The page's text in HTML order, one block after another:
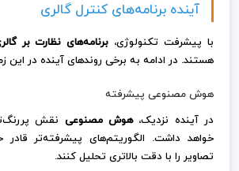
آینده برنامه‌های کنترل گالری
با پیشرفت تکنولوژی، برنامه‌های نظارت بر
هستند. در ادامه به برخی روندهای آینده در این
هوش مصنوعی پیشرفته
در آینده نزدیک،هوش مصنوعی نقش
خواهد داشت. الگوریتم‌های پیشرفته‌تر قادر
تصاویر را با دقت بالاتری تحلیل کنند.